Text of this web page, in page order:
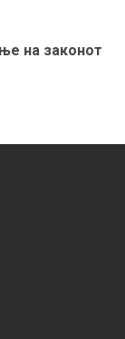
на законот